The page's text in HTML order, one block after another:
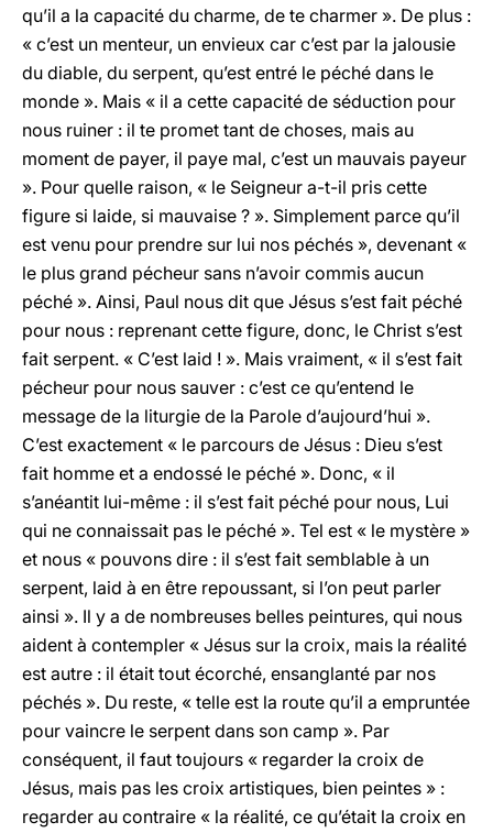
qu’il a la capacité du charme, de te charmer ». De plus :
« c’est un menteur, un envieux car c’est par la jalousie
du diable, du serpent, qu’est entré le péché dans le
monde ». Mais « il a cette capacité de séduction pour
nous ruiner : il te promet tant de choses, mais au
moment de payer, il paye mal, c’est un mauvais payeur
». Pour quelle raison, « le Seigneur a-t-il pris cette
figure si laide, si mauvaise ? ». Simplement parce qu’il
est venu pour prendre sur lui nos péchés », devenant «
le plus grand pécheur sans n’avoir commis aucun
péché ». Ainsi, Paul nous dit que Jésus s’est fait péché
pour nous : reprenant cette figure, donc, le Christ s’est
fait serpent. « C’est laid ! ». Mais vraiment, « il s’est fait
pécheur pour nous sauver : c’est ce qu’entend le
message de la liturgie de la Parole d’aujourd’hui ».
C’est exactement « le parcours de Jésus : Dieu s’est
fait homme et a endossé le péché ». Donc, « il
s’anéantit lui-même : il s’est fait péché pour nous, Lui
qui ne connaissait pas le péché ». Tel est « le mystère »
et nous « pouvons dire : il s’est fait semblable à un
serpent, laid à en être repoussant, si l’on peut parler
ainsi ». Il y a de nombreuses belles peintures, qui nous
aident à contempler « Jésus sur la croix, mais la réalité
est autre : il était tout écorché, ensanglanté par nos
péchés ». Du reste, « telle est la route qu’il a empruntée
pour vaincre le serpent dans son camp ». Par
conséquent, il faut toujours « regarder la croix de
Jésus, mais pas les croix artistiques, bien peintes » :
regarder au contraire « la réalité, ce qu’était la croix en